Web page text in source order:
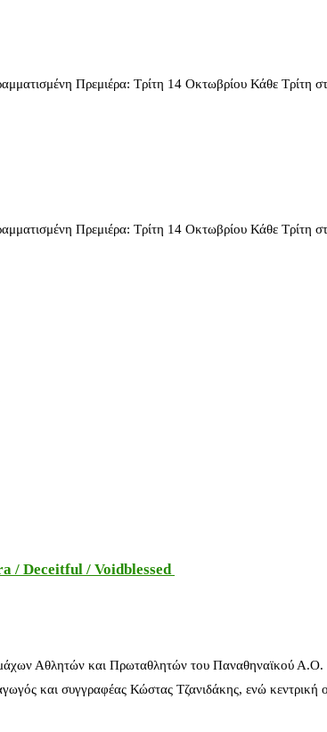
Πρεμιέρα: Τρίτη 14 Οκτωβρίου Κάθε Τρίτη
Πρεμιέρα: Τρίτη 14 Οκτωβρίου Κάθε Τρίτη
/ Deceitful / Voidblessed
Αθλητών και Πρωταθλητών του Παναθηναϊκού
και συγγραφέας Κώστας Τζανιδάκης, ενώ κεντρική